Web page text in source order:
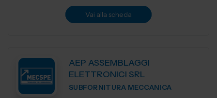
Vai alla scheda
AEP ASSEMBLAGGI
ELETTRONICI SRL
SUBFORNITURA MECCANICA